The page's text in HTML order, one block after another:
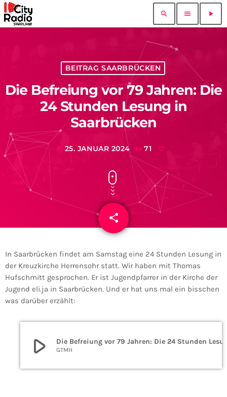
search menu play_arrow
BEITRAG SAARBRÜCKEN
Die Befreiung vor 79 Jahren: Die
24 Stunden Lesung in
Saarbrücken
today 25. JANUAR 2024 71
share
email
In Saarbrücken findet am Samstag eine 24 Stunden Lesung in
der Kreuzkirche Herrensohr statt. Wir haben mit Thomas
Hufschmitt gesprochen. Er ist Jugendpfarrer in der Kirche der
Jugend eli.ja in Saarbrücken. Und er hat uns mal ein bisschen
was darüber erzählt:
play_arrow GTMH